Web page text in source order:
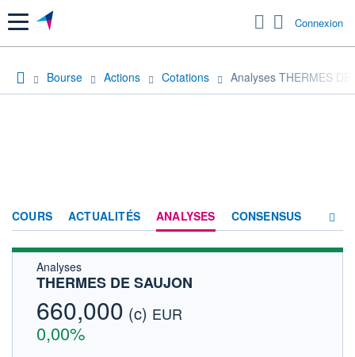
Menu Connexion
Bourse Actions Cotations Analyses THERMES DE
COURS ACTUALITÉS ANALYSES CONSENSUS
Analyses
THERMES DE SAUJON
660,000 (c) EUR
0,00%